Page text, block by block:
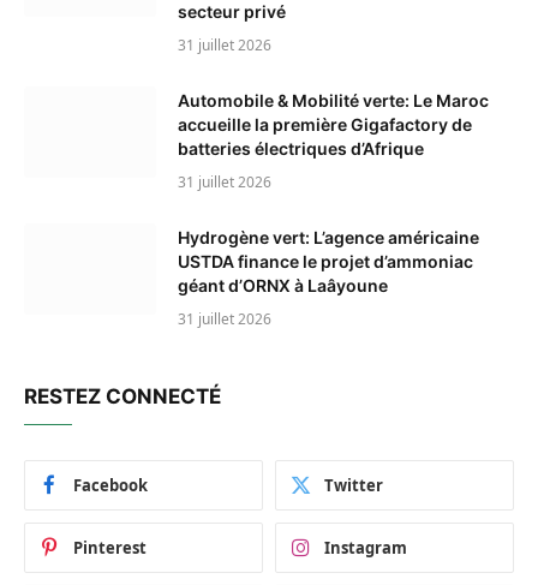
secteur privé
31 juillet 2026
Automobile & Mobilité verte: Le Maroc
accueille la première Gigafactory de
batteries électriques d’Afrique
31 juillet 2026
Hydrogène vert: L’agence américaine
USTDA finance le projet d’ammoniac
géant d’ORNX à Laâyoune
31 juillet 2026
RESTEZ CONNECTÉ
Facebook Twitter
Pinterest Instagram